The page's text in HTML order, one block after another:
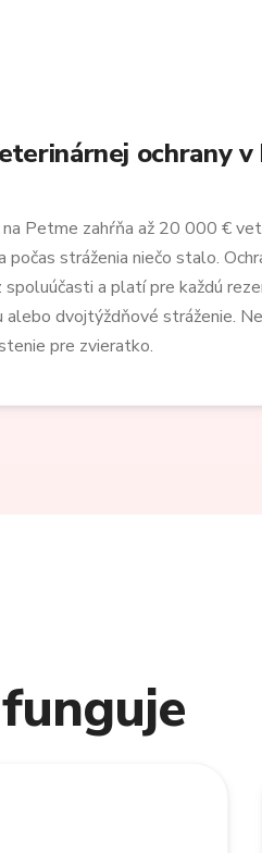
ochrany v
na Petme zahŕňa až 20 000 €
počas stráženia niečo stalo.
a platí pre každú
alebo dvojtýždňové stráženie.
pre zvieratko.